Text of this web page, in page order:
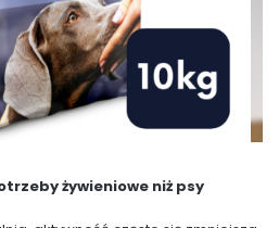
żywieniowe niż psy